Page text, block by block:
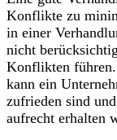
Konflikte zu
in einer
nicht
Konflikten
kann ein
zufrieden sind
aufrecht erhalten